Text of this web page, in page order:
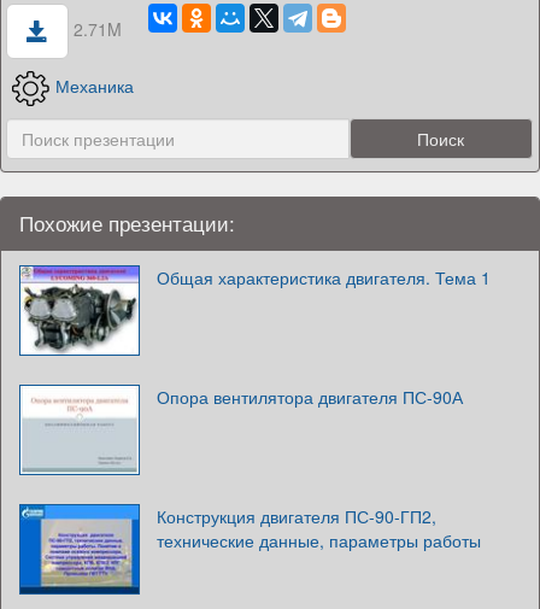
2.71M
Механика
Похожие презентации:
Общая характеристика двигателя. Тема 1
Опора вентилятора двигателя ПС-90А
Конструкция двигателя ПС-90-ГП2,
технические данные, параметры работы